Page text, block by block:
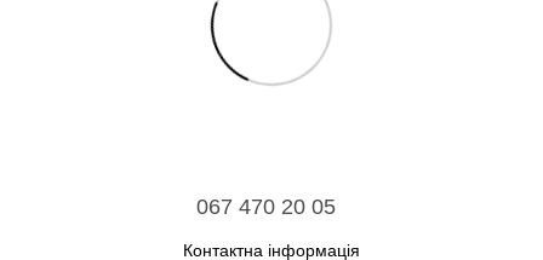
067 470 20 05
Контактна інформація